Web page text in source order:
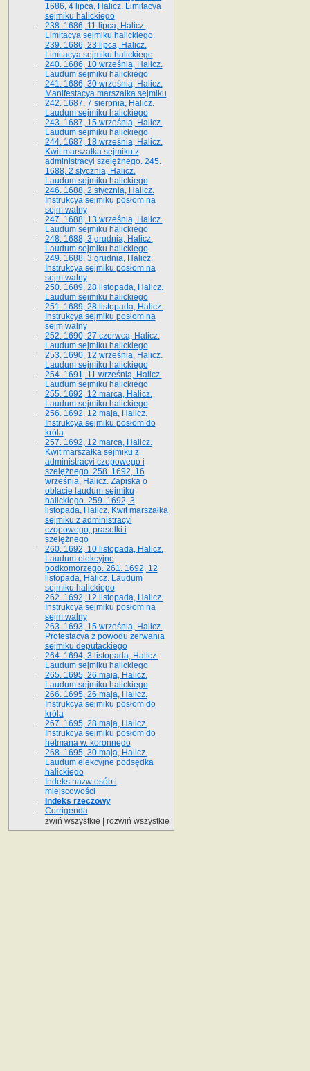
1686, 4 lipca, Halicz. Limitacya
sejmiku halickiego
238. 1686, 11 lipca, Halicz.
Limitacya sejmiku halickiego.
239. 1686, 23 lipca, Halicz.
Limitacya sejmiku halickiego
240. 1686, 10 września, Halicz.
Laudum sejmiku halickiego
241. 1686, 30 września, Halicz.
Manifestacya marszałka sejmiku
242. 1687, 7 sierpnia, Halicz.
Laudum sejmiku halickiego
243. 1687, 15 września, Halicz.
Laudum sejmiku halickiego
244. 1687, 18 września, Halicz.
Kwit marszałka sejmiku z
administracyi szelężnego. 245.
1688, 2 stycznia, Halicz.
Laudum sejmiku halickiego
246. 1688, 2 stycznia, Halicz.
Instrukcya sejmiku posłom na
sejm walny
247. 1688, 13 września, Halicz.
Laudum sejmiku halickiego
248. 1688, 3 grudnia, Halicz.
Laudum sejmiku halickiego
249. 1688, 3 grudnia, Halicz.
Instrukcya sejmiku posłom na
sejm walny
250. 1689, 28 listopada, Halicz.
Laudum sejmiku halickiego
251. 1689, 28 listopada, Halicz.
Instrukcya sejmiku posłom na
sejm walny
252. 1690, 27 czerwca, Halicz.
Laudum sejmiku halickiego
253. 1690, 12 września, Halicz.
Laudum sejmiku halickiego
254. 1691, 11 września, Halicz.
Laudum sejmiku halickiego
255. 1692, 12 marca, Halicz.
Laudum sejmiku halickiego
256. 1692, 12 maja, Halicz.
Instrukcya sejmiku posłom do
króla
257. 1692, 12 marca, Halicz.
Kwit marszałka sejmiku z
administracyi czopowego i
szelężnego. 258. 1692, 16
września, Halicz. Zapiska o
oblacie laudum sejmiku
halickiego. 259. 1692, 3
listopada, Halicz. Kwit marszałka
sejmiku z administracyi
czopowego, prasołki i
szelężnego
260. 1692, 10 listopada, Halicz.
Laudum elekcyjne
podkomorzego. 261. 1692, 12
listopada, Halicz. Laudum
sejmiku halickiego
262. 1692, 12 listopada, Halicz.
Instrukcya sejmiku posłom na
sejm walny
263. 1693, 15 września, Halicz.
Protestacya z powodu zerwania
sejmiku deputackiego
264. 1694, 3 listopada, Halicz.
Laudum sejmiku halickiego
265. 1695, 26 maja, Halicz.
Laudum sejmiku halickiego
266. 1695, 26 maja, Halicz.
Instrukcya sejmiku posłom do
króla
267. 1695, 28 maja, Halicz.
Instrukcya sejmiku posłom do
hetmana w. koronnego
268. 1695, 30 maja, Halicz.
Laudum elekcyjne podsędka
halickiego
Indeks nazw osób i
miejscowości
Indeks rzeczowy
Corrigenda
zwiń wszystkie
rozwiń wszystkie